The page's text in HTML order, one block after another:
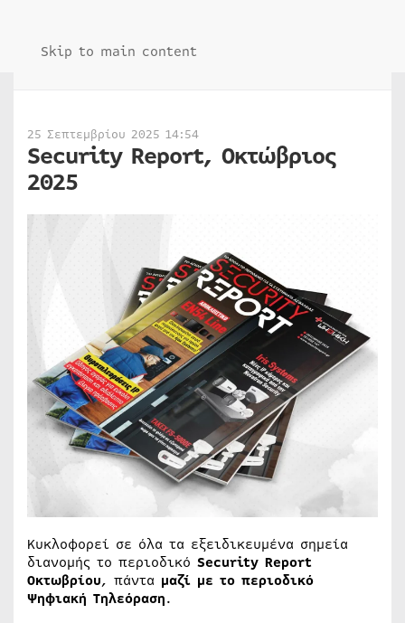
Skip to main content
25 Σεπτεμβρίου 2025 14:54
Security Report, Οκτώβριος
2025
Κυκλοφορεί σε όλα τα εξειδικευμένα σημεία
διανομής το περιοδικό Security Report
Οκτωβρίου, πάντα μαζί με το περιοδικό
Ψηφιακή Τηλεόραση.